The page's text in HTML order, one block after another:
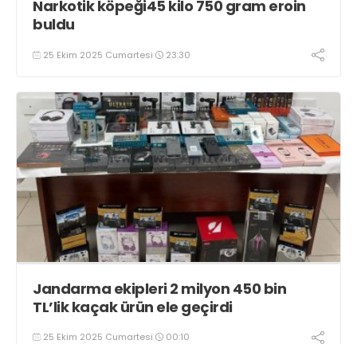
Narkotik köpeği45 kilo 750 gram eroin
buldu
25 Ekim 2025 Cumartesi 23:30
Jandarma ekipleri 2 milyon 450 bin
TL’lik kaçak ürün ele geçirdi
25 Ekim 2025 Cumartesi 00:10